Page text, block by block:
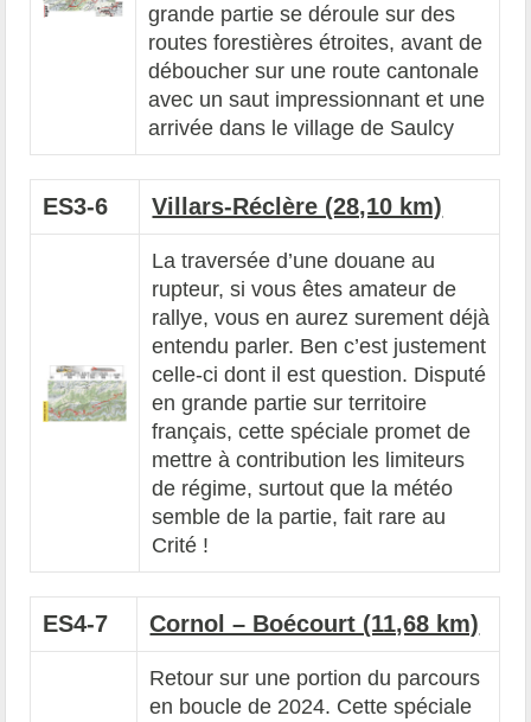
grande partie se déroule sur des
routes forestières étroites, avant de
déboucher sur une route cantonale
avec un saut impressionnant et une
arrivée dans le village de Saulcy
ES3-6 Villars-Réclère (28,10 km)
La traversée d’une douane au
rupteur, si vous êtes amateur de
rallye, vous en aurez surement déjà
entendu parler. Ben c’est justement
celle-ci dont il est question. Disputé
en grande partie sur territoire
français, cette spéciale promet de
mettre à contribution les limiteurs
de régime, surtout que la météo
semble de la partie, fait rare au
Crité !
ES4-7 Cornol – Boécourt (11,68 km)
Retour sur une portion du parcours
en boucle de 2024. Cette spéciale